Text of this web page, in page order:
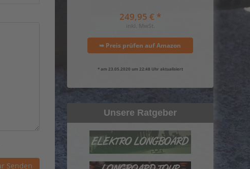
249,95 € *
inkl. MwSt.
➥ Preis prüfen auf Amazon
* am 23.05.2020 um 22:48 Uhr aktualisiert
Unsere Ratgeber